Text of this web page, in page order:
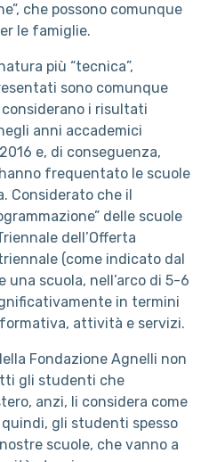
che possono comunque
le famiglie.
più “tecnica”,
sono comunque
i risultati
anni accademici
e, di conseguenza,
frequentato le scuole
Considerato che il
delle scuole
dell’Offerta
(come indicato dal
una scuola, nell’arco di 5-6
in termini
attività e servizi.
Fondazione Agnelli non
gli studenti che
anzi, li considera come
quindi, gli studenti spesso
scuole, che vanno a